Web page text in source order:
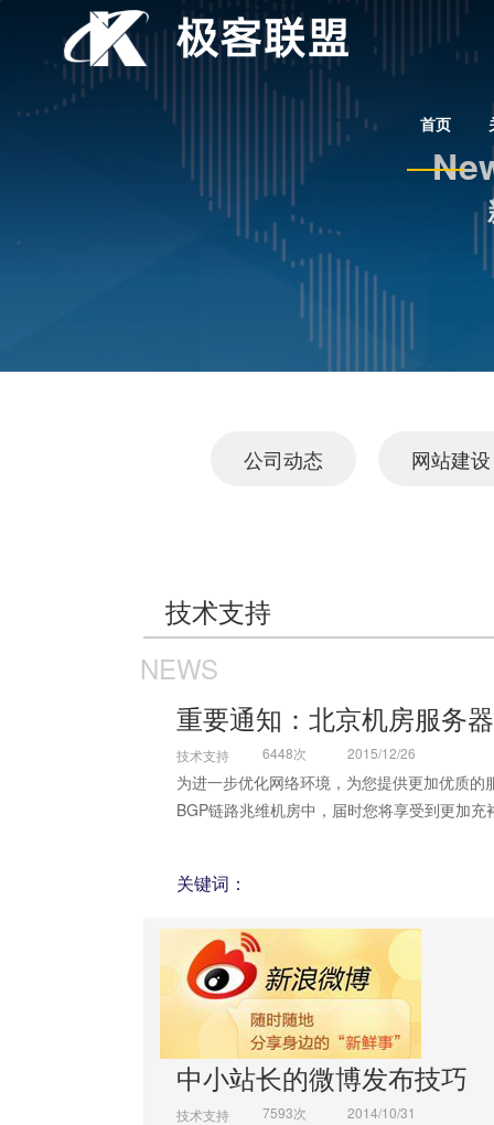
首页
公司动态 网站建设
技术支持
NEWS
重要通知：北京机房服务
技术支持 6448次 2015/12/26
为进一步优化网络环境，为您提供更加优质
BGP链路兆维机房中，届时您将享受到更加
关键词：
中小站长的微博发布技巧
技术支持 7593次 2014/10/31